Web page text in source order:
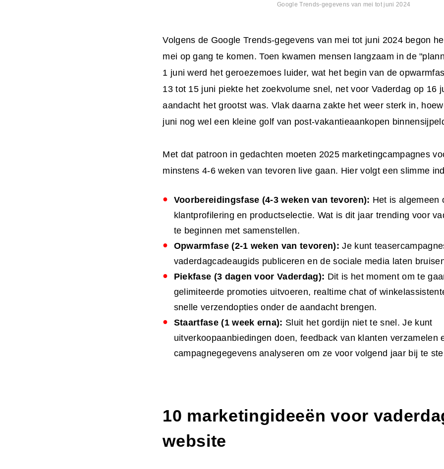
GoogleTrends-gegevens van mei tot juni 2024
Volgens de Google Trends-gegevens van mei tot juni 2024 begon
mei op gang te komen. Toen kwamen mensen langzaam in de
1 juni werd het geroezemoes luider, wat het begin van de
13 tot 15 juni piekte het zoekvolume snel, net voor Vaderdag op 16
aandacht het grootst was. Vlak daarna zakte het weer sterk in,
juni nog wel een kleine golf van post-vakantieaankopen
Met dat patroon in gedachten moeten 2025 marketingcampagnes
minstens 4-6 weken van tevoren live gaan. Hier volgt een slimme
Voorbereidingsfase (4-3 weken van tevoren): Het is algemeen
klantprofilering en productselectie. Wat is dit jaar trending voor
te beginnen met samenstellen.
Opwarmfase (2-1 weken van tevoren): Je kunt
vaderdagcadeaugids publiceren en de sociale media laten
Piekfase (3 dagen voor Vaderdag): Dit is het moment om te
gelimiteerde promoties uitvoeren, realtime chat of
snelle verzendopties onder de aandacht brengen.
Staartfase (1 week erna): Sluit het gordijn niet te snel. Je kunt
uitverkoopaanbiedingen doen, feedback van klanten verzamelen
campagnegegevens analyseren om ze voor volgend jaar bij te
10 marketingideeën voor
website